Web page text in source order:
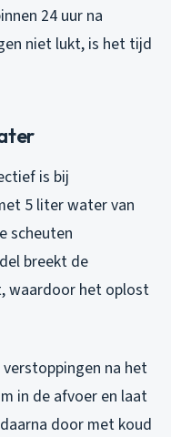
24 uur na
niet lukt, is het tijd
is bij
5 liter water van
scheuten
breekt de
waardoor het oplost
na het
in de afvoer en laat
door met koud